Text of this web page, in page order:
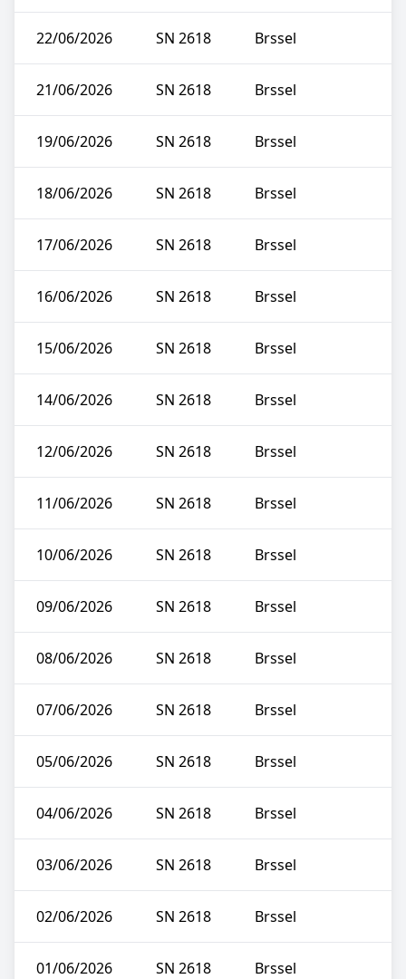
22/06/2026 SN 2618 Brssel
21/06/2026 SN 2618 Brssel
19/06/2026 SN 2618 Brssel
18/06/2026 SN 2618 Brssel
17/06/2026 SN 2618 Brssel
16/06/2026 SN 2618 Brssel
15/06/2026 SN 2618 Brssel
14/06/2026 SN 2618 Brssel
12/06/2026 SN 2618 Brssel
11/06/2026 SN 2618 Brssel
10/06/2026 SN 2618 Brssel
09/06/2026 SN 2618 Brssel
08/06/2026 SN 2618 Brssel
07/06/2026 SN 2618 Brssel
05/06/2026 SN 2618 Brssel
04/06/2026 SN 2618 Brssel
03/06/2026 SN 2618 Brssel
02/06/2026 SN 2618 Brssel
01/06/2026 SN 2618 Brssel